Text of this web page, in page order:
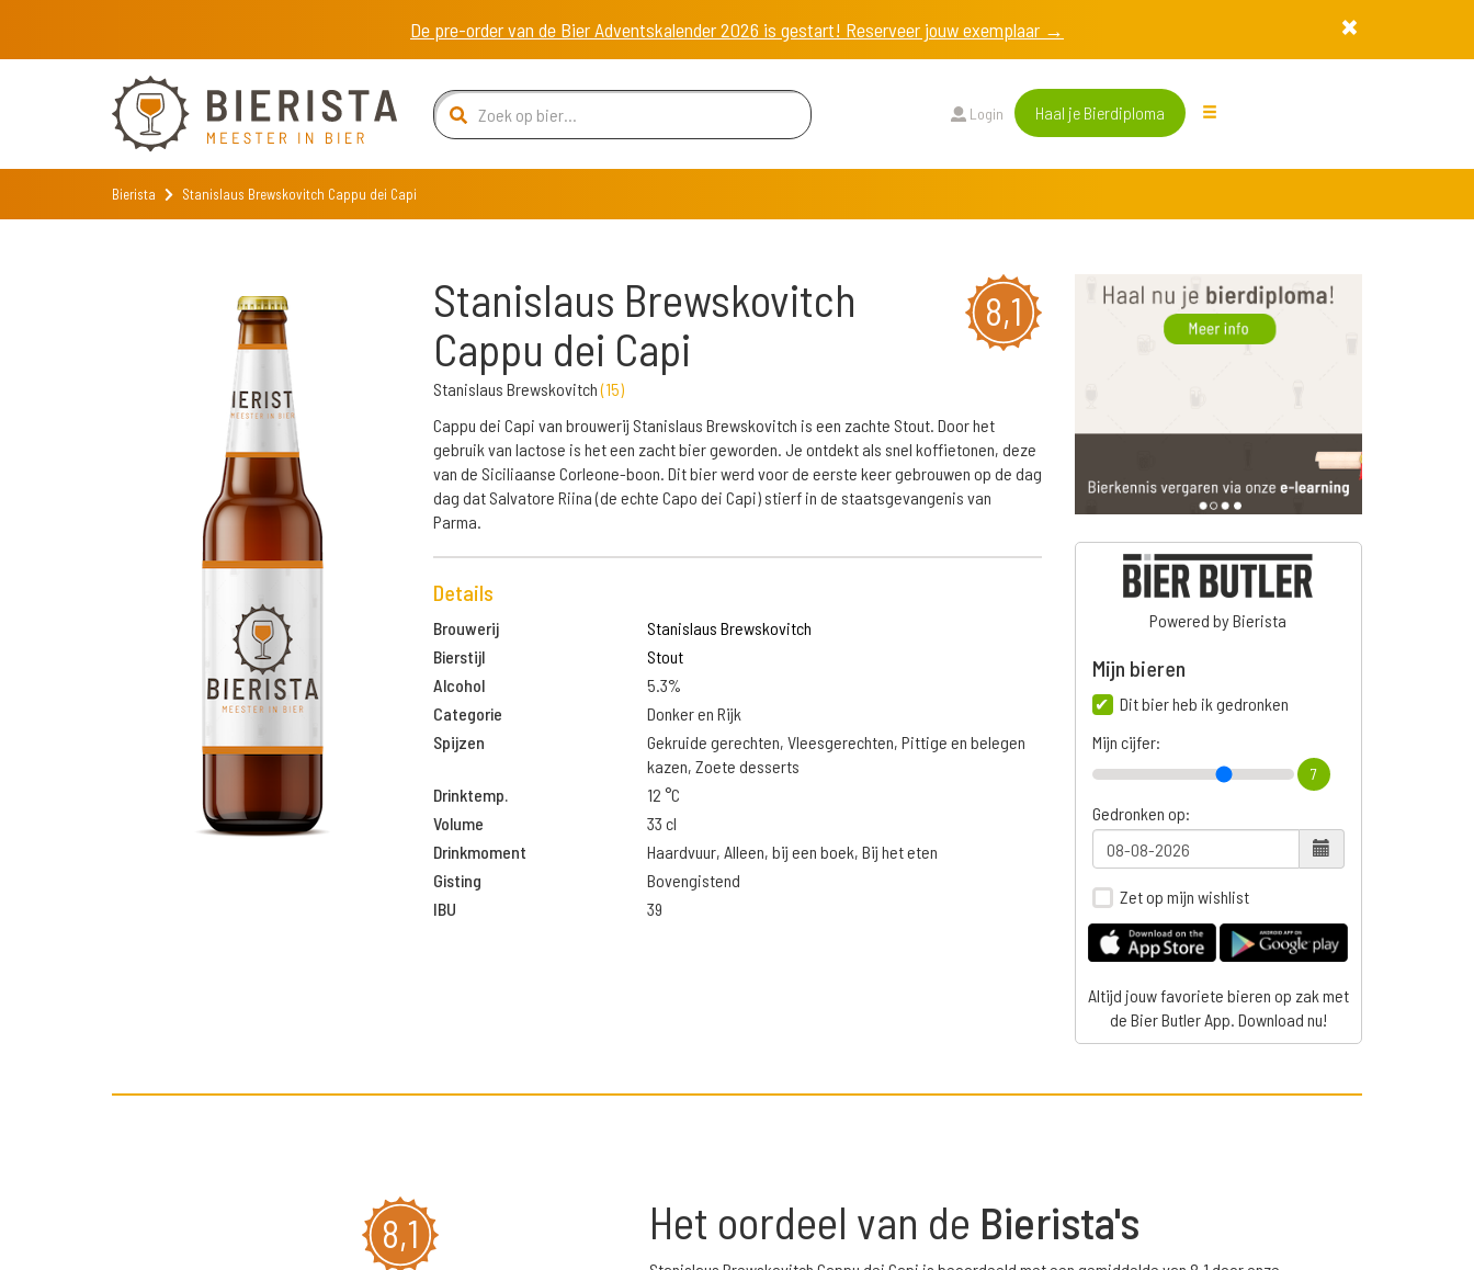
De pre-order van de Bier Adventskalender 2026 is gestart! Reserveer jouw exemplaar →
Login Haal je Bierdiploma
Bierista Stanislaus Brewskovitch Cappu dei Capi
8,1
Stanislaus Brewskovitch
Cappu dei Capi
Stanislaus Brewskovitch(15)
Cappu dei Capi van brouwerij Stanislaus Brewskovitch is een zachte Stout. Door het
gebruik van lactose is het een zacht bier geworden. Je ontdekt als snel koffietonen, deze
van de Siciliaanse Corleone-boon. Dit bier werd voor de eerste keer gebrouwen op de dag
dag dat Salvatore Riina (de echte Capo dei Capi) stierf in de staatsgevangenis van
Parma.
Details
Brouwerij
Stanislaus Brewskovitch
Bierstijl
Stout
Alcohol
5.3%
Categorie
Donker en Rijk
Spijzen
Gekruide gerechten, Vleesgerechten, Pittige en belegen
kazen, Zoete desserts
Drinktemp.
12 °C
Volume
33 cl
Drinkmoment
Haardvuur, Alleen, bij een boek, Bij het eten
Gisting
Bovengistend
IBU
39
Powered by Bierista
Mijn bieren
Dit bier heb ik gedronken
Mijn cijfer:
7
Gedronken op:
Zet op mijn wishlist
Altijd jouw favoriete bieren op zak met
de Bier Butler App. Download nu!
8,1 Het oordeel van de Bierista's